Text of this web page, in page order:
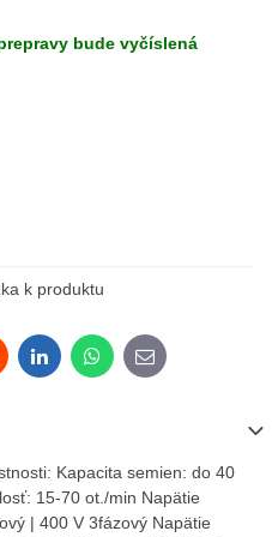
bude vyčíslená
k produktu
LinkedInWhatsApp
E-mail
Kapacita semien: do 40
15-70 ot./min Napätie
| 400 V 3fázový Napätie